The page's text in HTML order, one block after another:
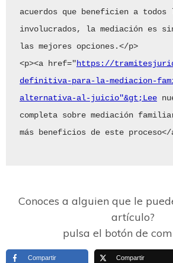
acuerdos que beneficien a todos
involucrados, la mediación es
las mejores opciones.</p>
<p><a href="https://
definitiva-para-la-mediacion-
alternativa-al-juicio"&gt;Lee
completa sobre mediación
más beneficios de este proceso</
Conoces a alguien que le
artículo?
pulsa el botón de
Compartir Compartir